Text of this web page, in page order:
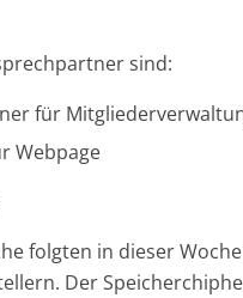
sind:
für
Webpage
folgten in dieser
Der